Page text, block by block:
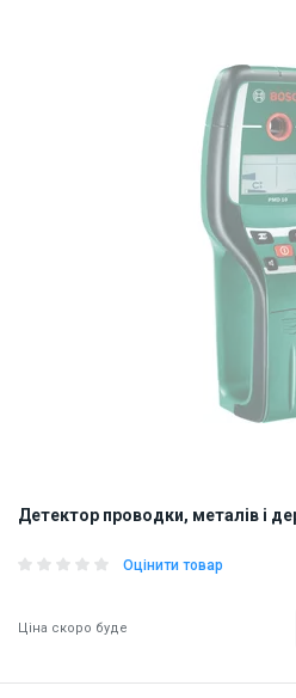
Детектор проводки, металів і
Оцінити товар
Ціна скоро буде